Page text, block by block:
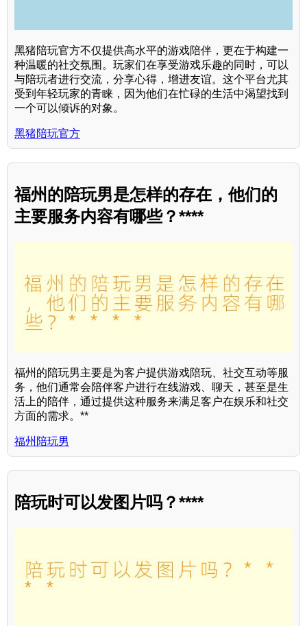
黑猪陪玩官方不仅提供高水平的游戏陪伴，更在于构建一
种温暖的社交氛围。玩家们在享受游戏乐趣的同时，可以
与陪玩者进行交流，分享心得，增进友谊。这个平台尤其
受到年轻玩家的青睐，因为他们在忙碌的生活中渴望找到
一个可以倾诉的对象。
黑猪陪玩官方
福州的陪玩男是怎样的存在，他们的
主要服务内容有哪些？****
福州的陪玩男主要是为客户提供游戏陪玩、社交互动等服
务，他们通常会陪伴客户进行在线游戏、聊天，甚至是生
活上的陪伴，通过提供这种服务来满足客户在娱乐和社交
方面的需求。**
福州陪玩男
陪玩时可以发图片吗？****